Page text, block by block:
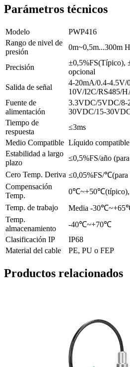
Parámetros técnicos
Modelo
PWP416
Rango de nivel de
presión
0m~0,5m...300m
Precisión
±0,5%FS(Típico),
opcional
Salida de señal
4-20mA/0.4-4.5V/
10V/I2C/RS485/
Fuente de
alimentación
3.3VDC/5VDC/8-
30VDC/15-
Tiempo de
respuesta
≤3ms
Medio Compatible Líquido
Estabilidad a largo
plazo
≤0,5%FS/año
Cero Temp. Deriva ≤0,05%FS/℃(para
Compensación
Temp.
Temp. de trabajo
Media -
Temp.
almacenamiento
-40℃~+70℃
Clasificación IP
IP68
Material del cable
PE, PU o FEP
Productos relacionados